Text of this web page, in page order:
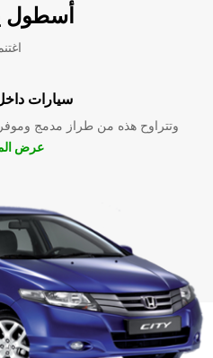
أسطول
سيارات
وتتراوح هذه من طراز مدمج
عرض